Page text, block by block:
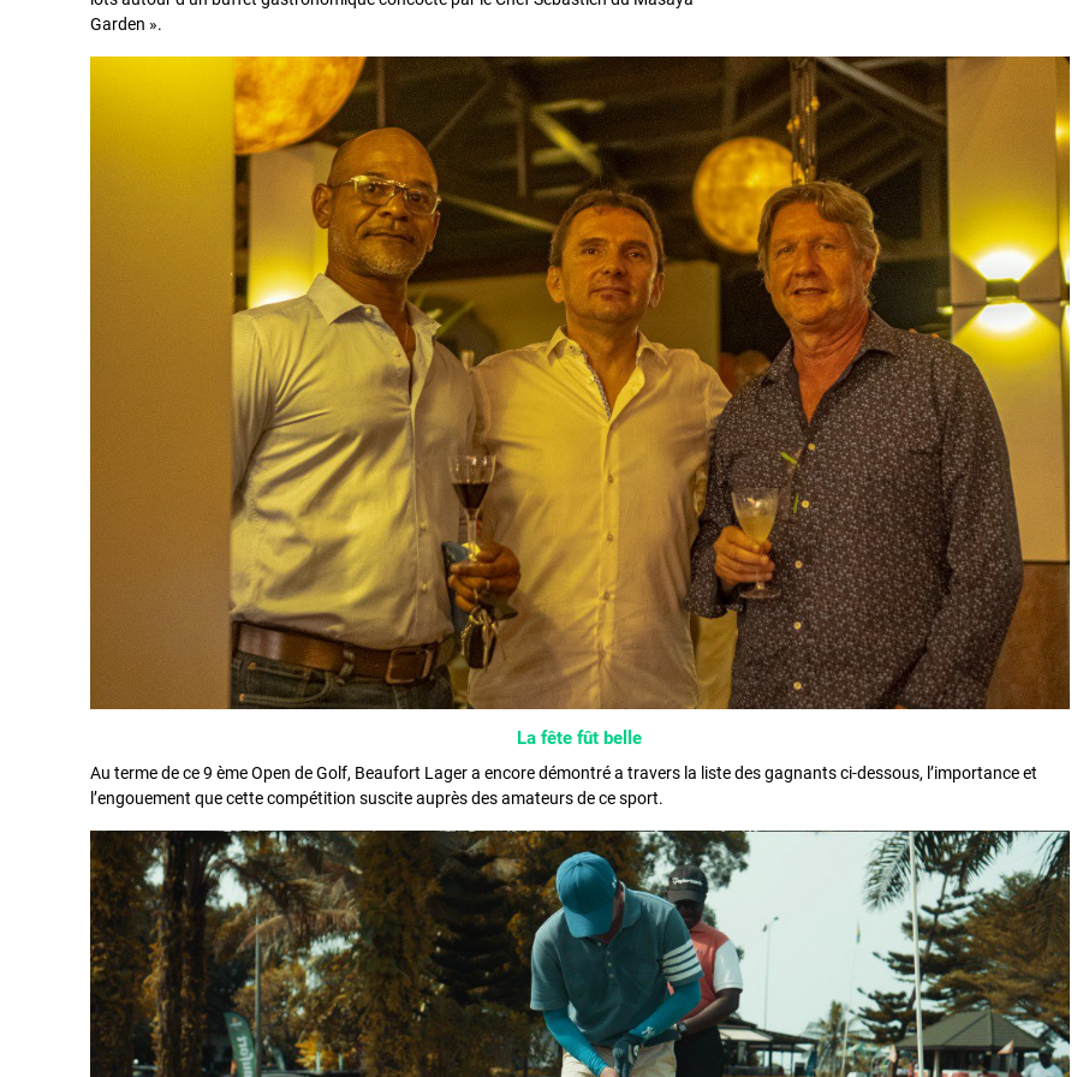
Garden ».
La fête fût belle
Au terme de ce 9 ème Open de Golf, Beaufort Lager a encore démontré a travers la liste des gagnants ci-dessous, l’importance et
l’engouement que cette compétition suscite auprès des amateurs de ce sport.